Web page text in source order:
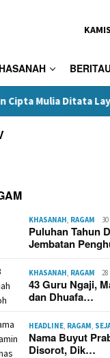
Layaknya Toko,
KHASANAH, RAGAM
Puluhan Tahun
Jembatan
KHASANAH, RAGAM
43 Guru Ngaji,
dan Dhuafa…
HEADLINE, RAGAM,
Nama Buyut
Disorot, Dik…